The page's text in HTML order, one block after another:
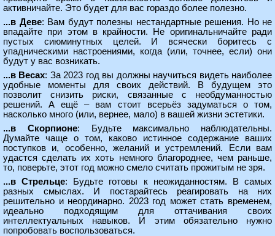
активничайте. Это будет для вас гораздо более полезно.
...в Деве: Вам будут полезны нестандартные решения. Но не
впадайте при этом в крайности. Не оригинальничайте ради
пустых сиюминутных целей. И всячески боритесь с
упадническими настроениями, когда (или, точнее, если) они
будут у вас возникать.
...в Весах: За 2023 год вы должны научиться видеть наиболее
удобные моменты для своих действий. В будущем это
позволит снизить риски, связанные с необдуманностью
решений. А ещё – вам стоит всерьёз задуматься о том,
насколько много (или, вернее, мало) в вашей жизни эстетики.
...в Скорпионе: Будьте максимально наблюдательны.
Думайте чаще о том, каково истинное содержание ваших
поступков и, особенно, желаний и устремлений. Если вам
удастся сделать их хоть немного благороднее, чем раньше,
то, поверьте, этот год можно смело считать прожитым не зря.
...в Стрельце: Будьте готовы к неожиданностям. В самых
разных смыслах. И постарайтесь реагировать на них
решительно и неординарно. 2023 год может стать временем,
идеально подходящим для оттачивания своих
интеллектуальных навыков. И этим обязательно нужно
попробовать воспользоваться.